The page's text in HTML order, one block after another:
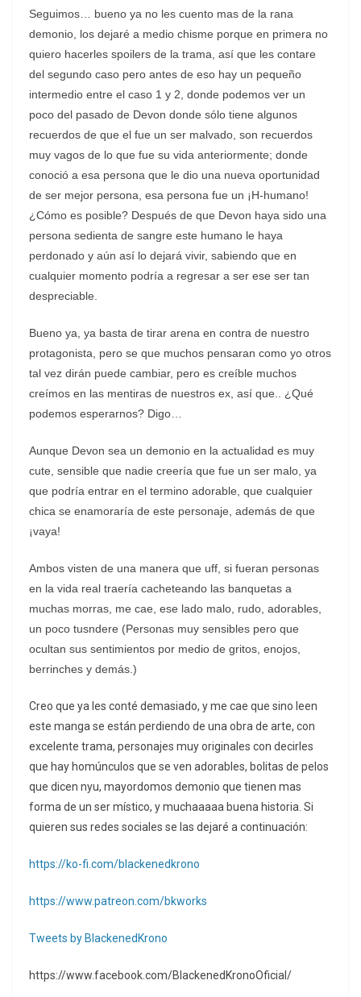
Seguimos… bueno ya no les cuento mas de la rana
demonio, los dejaré a medio chisme porque en primera no
quiero hacerles spoilers de la trama, así que les contare
del segundo caso pero antes de eso hay un pequeño
intermedio entre el caso 1 y 2, donde podemos ver un
poco del pasado de Devon donde sólo tiene algunos
recuerdos de que el fue un ser malvado, son recuerdos
muy vagos de lo que fue su vida anteriormente; donde
conoció a esa persona que le dio una nueva oportunidad
de ser mejor persona, esa persona fue un ¡H-humano!
¿Cómo es posible? Después de que Devon haya sido una
persona sedienta de sangre este humano le haya
perdonado y aún así lo dejará vivir, sabiendo que en
cualquier momento podría a regresar a ser ese ser tan
despreciable.
Bueno ya, ya basta de tirar arena en contra de nuestro
protagonista, pero se que muchos pensaran como yo otros
tal vez dirán puede cambiar, pero es creíble muchos
creímos en las mentiras de nuestros ex, así que.. ¿Qué
podemos esperarnos? Digo…
Aunque Devon sea un demonio en la actualidad es muy
cute, sensible que nadie creería que fue un ser malo, ya
que podría entrar en el termino adorable, que cualquier
chica se enamoraría de este personaje, además de que
¡vaya!
Ambos visten de una manera que uff, si fueran personas
en la vida real traería cacheteando las banquetas a
muchas morras, me cae, ese lado malo, rudo, adorables,
un poco tusndere (Personas muy sensibles pero que
ocultan sus sentimientos por medio de gritos, enojos,
berrinches y demás.)
Creo que ya les conté demasiado, y me cae que sino leen
este manga se están perdiendo de una obra de arte, con
excelente trama, personajes muy originales con decirles
que hay homúnculos que se ven adorables, bolitas de pelos
que dicen nyu, mayordomos demonio que tienen mas
forma de un ser místico, y muchaaaaa buena historia. Si
quieren sus redes sociales se las dejaré a continuación:
https://ko-fi.com/blackenedkrono
https://www.patreon.com/bkworks
Tweets by BlackenedKrono
https://www.facebook.com/BlackenedKronoOficial/